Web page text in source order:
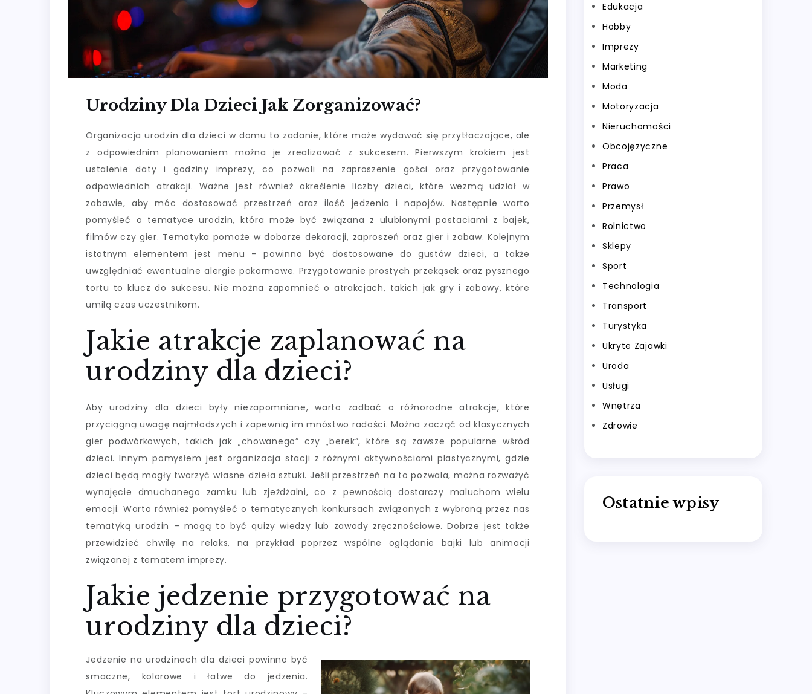
Urodziny Dla Dzieci Jak Zorganizować?
Organizacja urodzin dla dzieci w domu to zadanie, które może wydawać się przytłaczające, ale
z odpowiednim planowaniem można je zrealizować z sukcesem. Pierwszym krokiem jest
ustalenie daty i godziny imprezy, co pozwoli na zaproszenie gości oraz przygotowanie
odpowiednich atrakcji. Ważne jest również określenie liczby dzieci, które wezmą udział w
zabawie, aby móc dostosować przestrzeń oraz ilość jedzenia i napojów. Następnie warto
pomyśleć o tematyce urodzin, która może być związana z ulubionymi postaciami z bajek,
filmów czy gier. Tematyka pomoże w doborze dekoracji, zaproszeń oraz gier i zabaw. Kolejnym
istotnym elementem jest menu – powinno być dostosowane do gustów dzieci, a także
uwzględniać ewentualne alergie pokarmowe. Przygotowanie prostych przekąsek oraz pysznego
tortu to klucz do sukcesu. Nie można zapomnieć o atrakcjach, takich jak gry i zabawy, które
umilą czas uczestnikom.
Jakie atrakcje zaplanować na
urodziny dla dzieci?
Aby urodziny dla dzieci były niezapomniane, warto zadbać o różnorodne atrakcje, które
przyciągną uwagę najmłodszych i zapewnią im mnóstwo radości. Można zacząć od klasycznych
gier podwórkowych, takich jak „chowanego” czy „berek”, które są zawsze popularne wśród
dzieci. Innym pomysłem jest organizacja stacji z różnymi aktywnościami plastycznymi, gdzie
dzieci będą mogły tworzyć własne dzieła sztuki. Jeśli przestrzeń na to pozwala, można rozważyć
wynajęcie dmuchanego zamku lub zjeżdżalni, co z pewnością dostarczy maluchom wielu
emocji. Warto również pomyśleć o tematycznych konkursach związanych z wybraną przez nas
tematyką urodzin – mogą to być quizy wiedzy lub zawody zręcznościowe. Dobrze jest także
przewidzieć chwilę na relaks, na przykład poprzez wspólne oglądanie bajki lub animacji
związanej z tematem imprezy.
Jakie jedzenie przygotować na
urodziny dla dzieci?
Jedzenie na urodzinach dla dzieci powinno być
smaczne, kolorowe i łatwe do jedzenia.
Edukacja
Hobby
Imprezy
Marketing
Moda
Motoryzacja
Nieruchomości
Obcojęzyczne
Praca
Prawo
Przemysł
Rolnictwo
Sklepy
Sport
Technologia
Transport
Turystyka
Ukryte Zajawki
Uroda
Usługi
Wnętrza
Zdrowie
Ostatnie wpisy